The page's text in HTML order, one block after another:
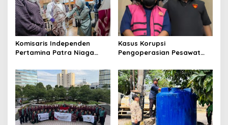
Komisaris Independen
Pertamina Patra Niaga
Mitra Binaan dengan
Sentuhan Kemanusiaan dan
Keberlanjutan
Kasus Korupsi
Pengoperasian Pesawat
Development Ditetapkan
Tersangka